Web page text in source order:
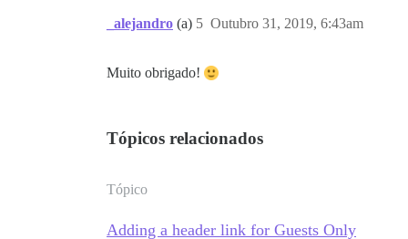
_alejandro (a) Outubro 31, 2019, 6:43am
5
Muito obrigado!
Tópicos relacionados
Tópico
Adding a header link for Guests Only